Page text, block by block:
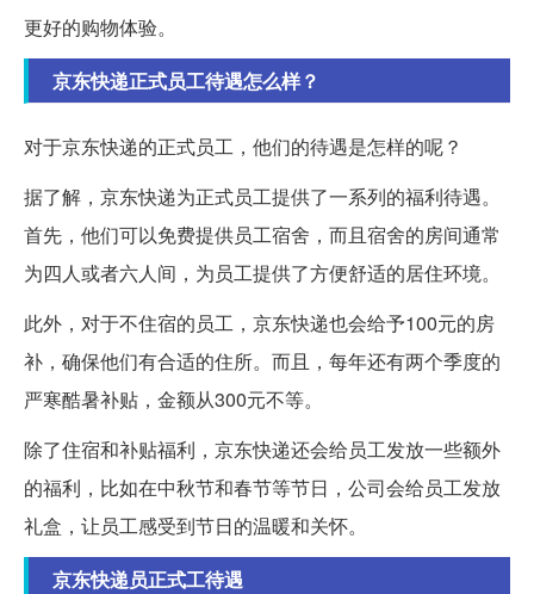
更好的购物体验。
京东快递正式员工待遇怎么样？
对于京东快递的正式员工，他们的待遇是怎样的呢？
据了解，京东快递为正式员工提供了一系列的福利待遇。
首先，他们可以免费提供员工宿舍，而且宿舍的房间通常
为四人或者六人间，为员工提供了方便舒适的居住环境。
此外，对于不住宿的员工，京东快递也会给予100元的房
补，确保他们有合适的住所。而且，每年还有两个季度的
严寒酷暑补贴，金额从300元不等。
除了住宿和补贴福利，京东快递还会给员工发放一些额外
的福利，比如在中秋节和春节等节日，公司会给员工发放
礼盒，让员工感受到节日的温暖和关怀。
京东快递员正式工待遇